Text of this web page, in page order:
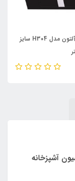
هود مورب آلتون مدل H304 سایز